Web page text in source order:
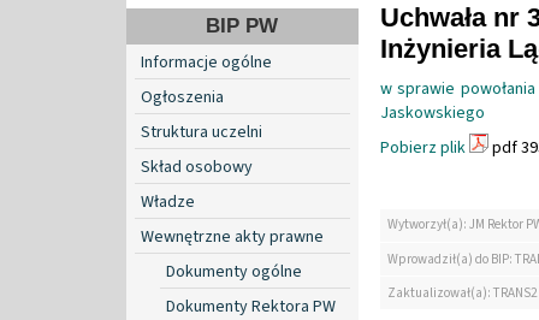
BIP PW
Informacje ogólne
Ogłoszenia
Struktura uczelni
Skład osobowy
Władze
Wewnętrzne akty prawne
Dokumenty ogólne
Dokumenty Rektora PW
Uchwała nr
Inżynieria
w sprawie
Jaskowskiego
Pobierz plik
pdf
Wytworzył(a): JM Rektor
Wprowadził(a) do BIP:
Zaktualizował(a):